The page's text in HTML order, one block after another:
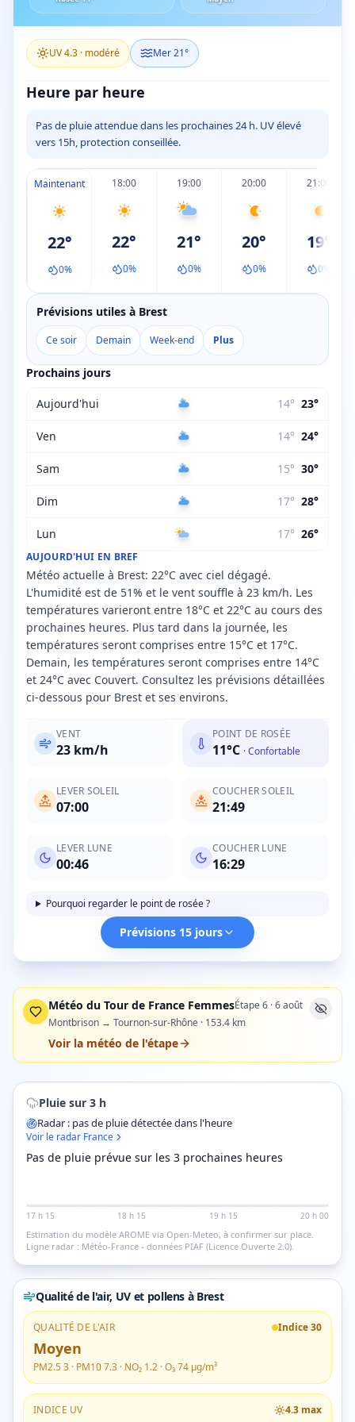
UV4.3 · modéré Mer21°
AUJOURD'HUI EN BREF
Météo actuelle à Brest: 22°C avec ciel dégagé.
L'humidité est de 51% et le vent souffle à 23 km/h. Les
températures varieront entre 18°C et 22°C au cours des
prochaines heures. Plus tard dans la journée, les
températures seront comprises entre 15°C et 17°C.
Demain, les températures seront comprises entre 14°C
et 24°C avec Couvert. Consultez les prévisions détaillées
ci-dessous pour Brest et ses environs.
VENT
23 km/h
POINT DE ROSÉE
11°C ·Confortable
LEVER SOLEIL
07:00
COUCHER SOLEIL
21:49
LEVER LUNE
00:46
COUCHER LUNE
16:29
Pourquoi regarder le point de rosée ?
Heure par heure
Pas de pluie attendue dans les prochaines 24 h. UV élevé
vers 15h, protection conseillée.
Maintenant
22°
0%
18:00
22°
0%
19:00
21°
0%
20:00
20°
0%
21:00
19°
0
Prévisions utiles à Brest
Ce soir Demain Week-end Plus
Prochains jours
Aujourd'hui 14° 23°
Ven 14° 24°
Sam 15° 30°
Dim 17° 28°
Lun 17° 26°
Prévisions 15 jours
Météo du Tour de France FemmesÉtape6 ·6 août
Montbrison → Tournon-sur-Rhône · 153.4 km
Voir la météo de l'étape
Pluie sur 3 h
Radar : pas de pluie détectée dans l'heure
Voir le radar France
Pas de pluie prévue sur les 3 prochaines heures
17 h 15 18 h 15 19 h 15 20 h 00
Estimation du modèle AROME via Open-Meteo, à confirmer sur place.
Ligne radar : Météo-France - données PIAF (Licence Ouverte 2.0).
Qualité de l'air, UV et pollens à Brest
QUALITÉ DE L'AIR Indice30
Moyen
PM2.5 3 · PM107.3 · NO₂ 1.2 · O₃74 µg/m³
INDICE UV 4.3 max